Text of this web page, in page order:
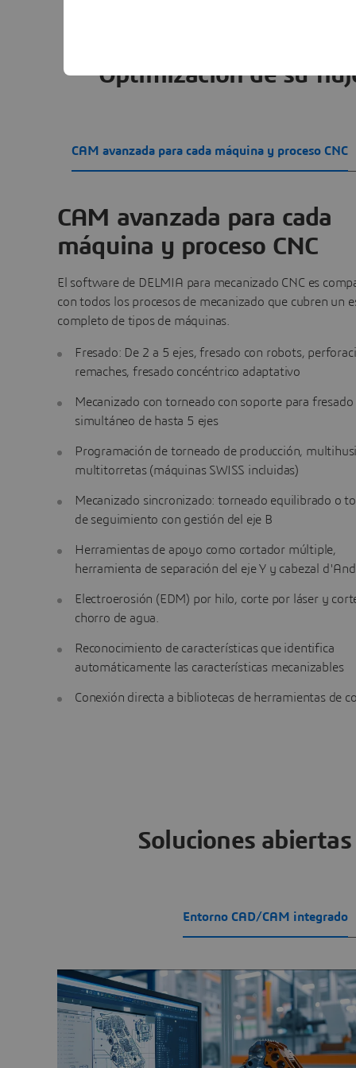
Optimización de su
CAM avanzada para cada máquina y proceso CNC
CAM avanzada para cada
máquina y proceso CNC
El software de DELMIA para mecanizado CNC es
con todos los procesos de mecanizado que cubren un
completo de tipos de máquinas.
Fresado: De 2 a 5 ejes, fresado con robots,
remaches, fresado concéntrico adaptativo
Mecanizado con torneado con soporte para fresado
simultáneo de hasta 5 ejes
Programación de torneado de producción,
multitorretas (máquinas SWISS incluidas)
Mecanizado sincronizado: torneado equilibrado o
de seguimiento con gestión del eje B
Herramientas de apoyo como cortador múltiple,
herramienta de separación del eje Y y cabezal
Electroerosión (EDM) por hilo, corte por láser y
chorro de agua.
Reconocimiento de características que identifica
automáticamente las características mecanizables
Conexión directa a bibliotecas de herramientas de
Soluciones
Entorno CAD/CAM integrado